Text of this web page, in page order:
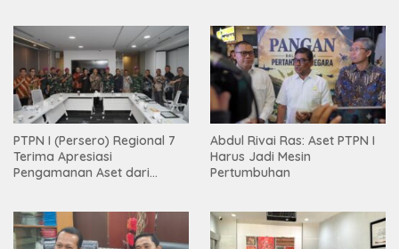
PTPN I (Persero) Regional 7
Terima Apresiasi
Pengamanan Aset dari
Abdul Rivai Ras: Aset PTPN I
Harus Jadi Mesin
Pertumbuhan